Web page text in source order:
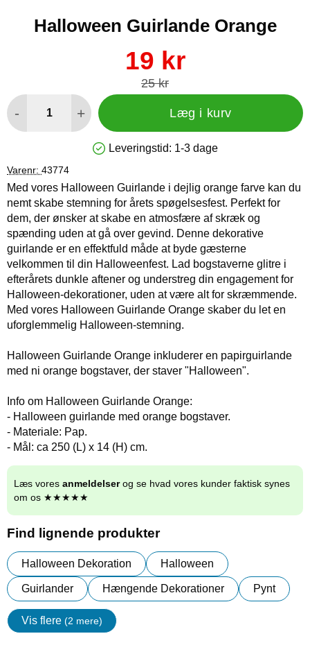
Halloween Guirlande Orange
Køb dette produkt Halloween Guirlande Orange
pris
19 kr
pris
25 kr
- + Læg i kurv
Produkttilgængelighed: På lager
Leveringstid: 1-3 dage
Varenr: 43774
Med vores Halloween Guirlande i dejlig orange farve kan du
nemt skabe stemning for årets spøgelsesfest. Perfekt for
dem, der ønsker at skabe en atmosfære af skræk og
spænding uden at gå over gevind. Denne dekorative
guirlande er en effektfuld måde at byde gæsterne
velkommen til din Halloweenfest. Lad bogstaverne glitre i
efterårets dunkle aftener og understreg din engagement for
Halloween-dekorationer, uden at være alt for skræmmende.
Med vores Halloween Guirlande Orange skaber du let en
uforglemmelig Halloween-stemning.
Halloween Guirlande Orange inkluderer en papirguirlande
med ni orange bogstaver, der staver "Halloween".
Info om Halloween Guirlande Orange:
- Halloween guirlande med orange bogstaver.
- Materiale: Pap.
- Mål: ca 250 (L) x 14 (H) cm.
Læs vores anmeldelserog se hvad vores kunder faktisk synes
om os ★★★★★
Find lignende produkter
Halloween Dekoration Halloween
Guirlander Hængende Dekorationer Pynt
Vis flere (2 mere)
Egenskaper